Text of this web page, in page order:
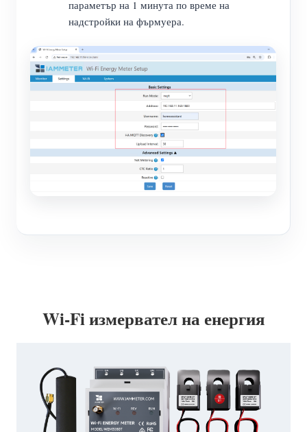
параметър на 1 минута по време на
надстройки на фърмуера.
Wi-Fi измервател на енергия